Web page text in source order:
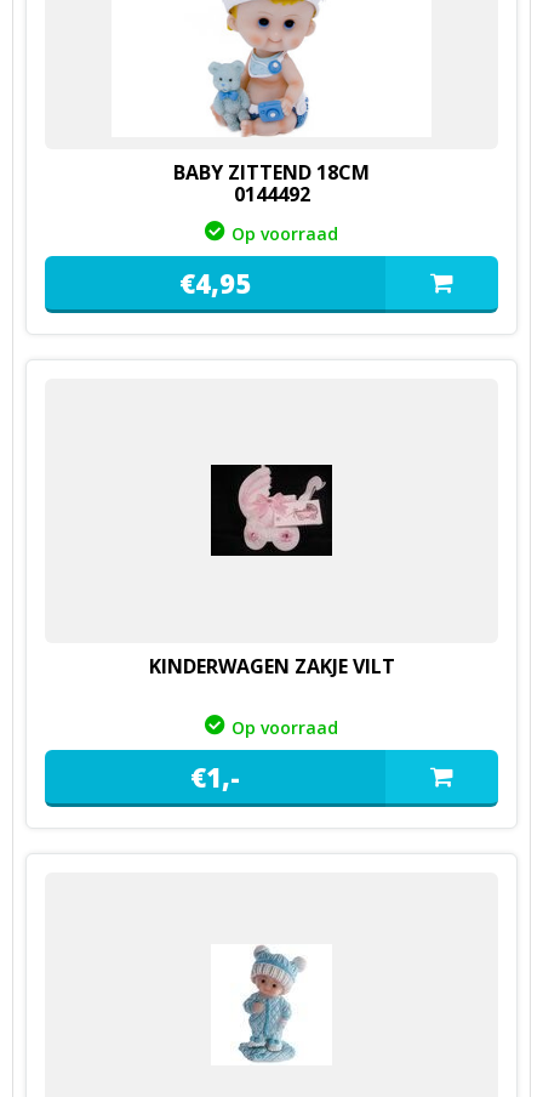
BABY ZITTEND 18CM
0144492
Op voorraad
€4,95
KINDERWAGEN ZAKJE VILT
Op voorraad
€1,-